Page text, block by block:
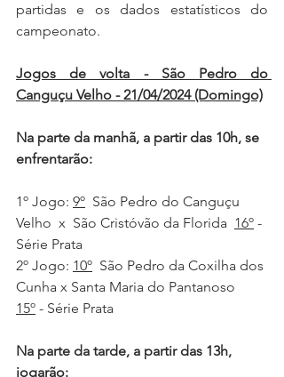
partidas e os dados estatísticos do
campeonato.
Jogos de volta - São Pedro do
Canguçu Velho - 21/04/2024 (Domingo)
Na parte da manhã, a partir das 10h, se
enfrentarão:
1º Jogo: 9º São Pedro do Canguçu
Velho  x  São Cristóvão da Florida 16º -
Série Prata
2º Jogo: 10º São Pedro da Coxilha dos
Cunha x Santa Maria do Pantanoso
15º - Série Prata
Na parte da tarde, a partir das 13h,
jogarão: